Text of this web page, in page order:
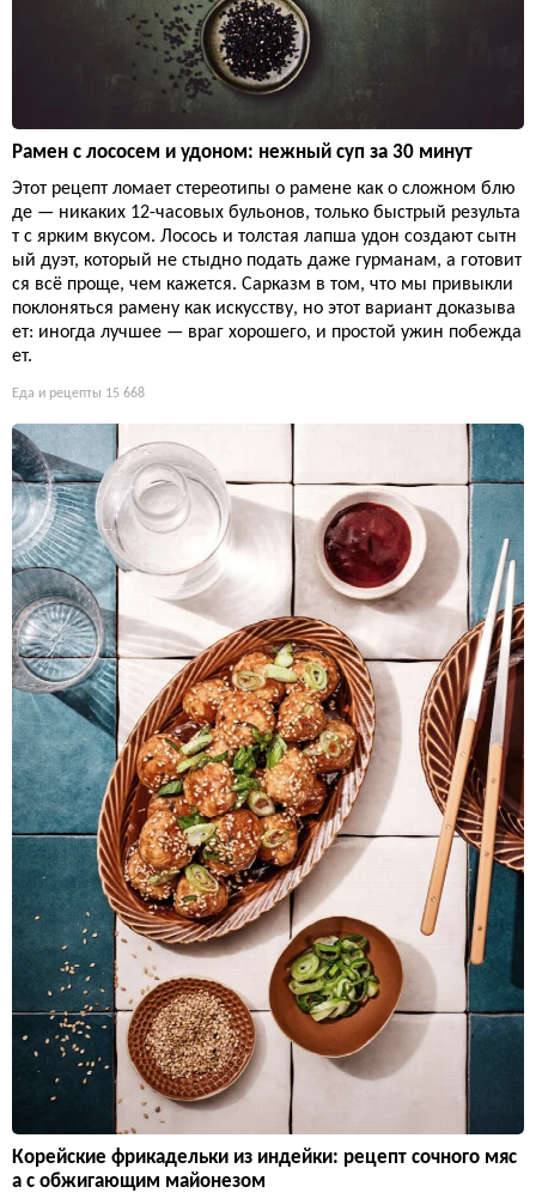
Рамен с лососем и удоном: нежный суп за 30 минут
Этот рецепт ломает стереотипы о рамене как о сложном блю
де — никаких 12-часовых бульонов, только быстрый результа
т с ярким вкусом. Лосось и толстая лапша удон создают сытн
ый дуэт, который не стыдно подать даже гурманам, а готовит
ся всё проще, чем кажется. Сарказм в том, что мы привыкли
поклоняться рамену как искусству, но этот вариант доказыва
ет: иногда лучшее — враг хорошего, и простой ужин побежда
ет.
Еда и рецепты 15 668
Корейские фрикадельки из индейки: рецепт сочного мяс
а с обжигающим майонезом